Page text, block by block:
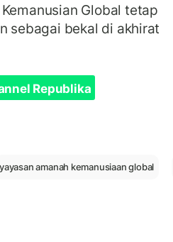
Global tetap
sebagai bekal di akhirat
Republika
yayasan amanah kemanusiaan global